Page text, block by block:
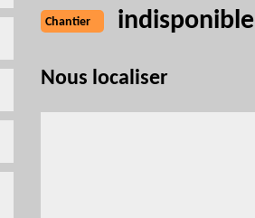
Chantier indisponible
Nous localiser